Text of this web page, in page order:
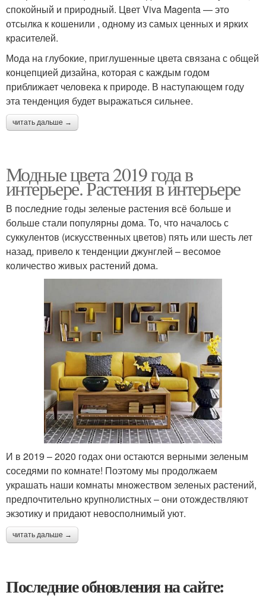
спокойный и природный. Цвет Viva Magenta — это
отсылка к кошенили , одному из самых ценных и ярких
красителей.
Мода на глубокие, приглушенные цвета связана с общей
концепцией дизайна, которая с каждым годом
приближает человека к природе. В наступающем году
эта тенденция будет выражаться сильнее.
читать дальше →
Модные цвета 2019 года в
интерьере. Растения в интерьере
В последние годы зеленые растения всё больше и
больше стали популярны дома. То, что началось с
суккулентов (искусственных цветов) пять или шесть лет
назад, привело к тенденции джунглей – весомое
количество живых растений дома.
И в 2019 – 2020 годах они остаются верными зеленым
соседями по комнате! Поэтому мы продолжаем
украшать наши комнаты множеством зеленых растений,
предпочтительно крупнолистных – они отождествляют
экзотику и придают невосполнимый уют.
читать дальше →
Последние обновления на сайте: